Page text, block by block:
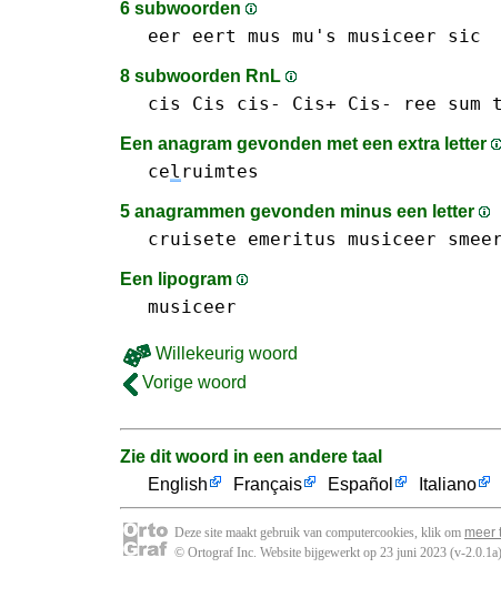
6 subwoorden
eer eert mus mu's musiceer sic
8 subwoorden RnL
cis Cis cis- Cis+ Cis- ree sum
Een anagram gevonden met een extra letter
cel ruimtes
5 anagrammen gevonden minus een letter
cruisete emeritus musiceer
Een lipogram
musiceer
Willekeurig woord
Vorige woord
Zie dit woord in een andere taal
English
Français Español Italiano
Deze site maakt gebruik van computercookies, klik om meer
© Ortograf Inc. Website bijgewerkt op 23 juni 2023 (v-2.0.1a